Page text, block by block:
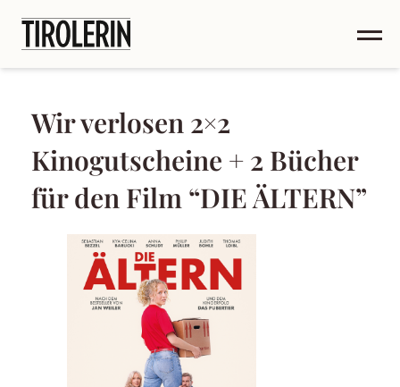
Wir verlosen 2×2
Kinogutscheine + 2 Bücher
für den Film “DIE ÄLTERN”